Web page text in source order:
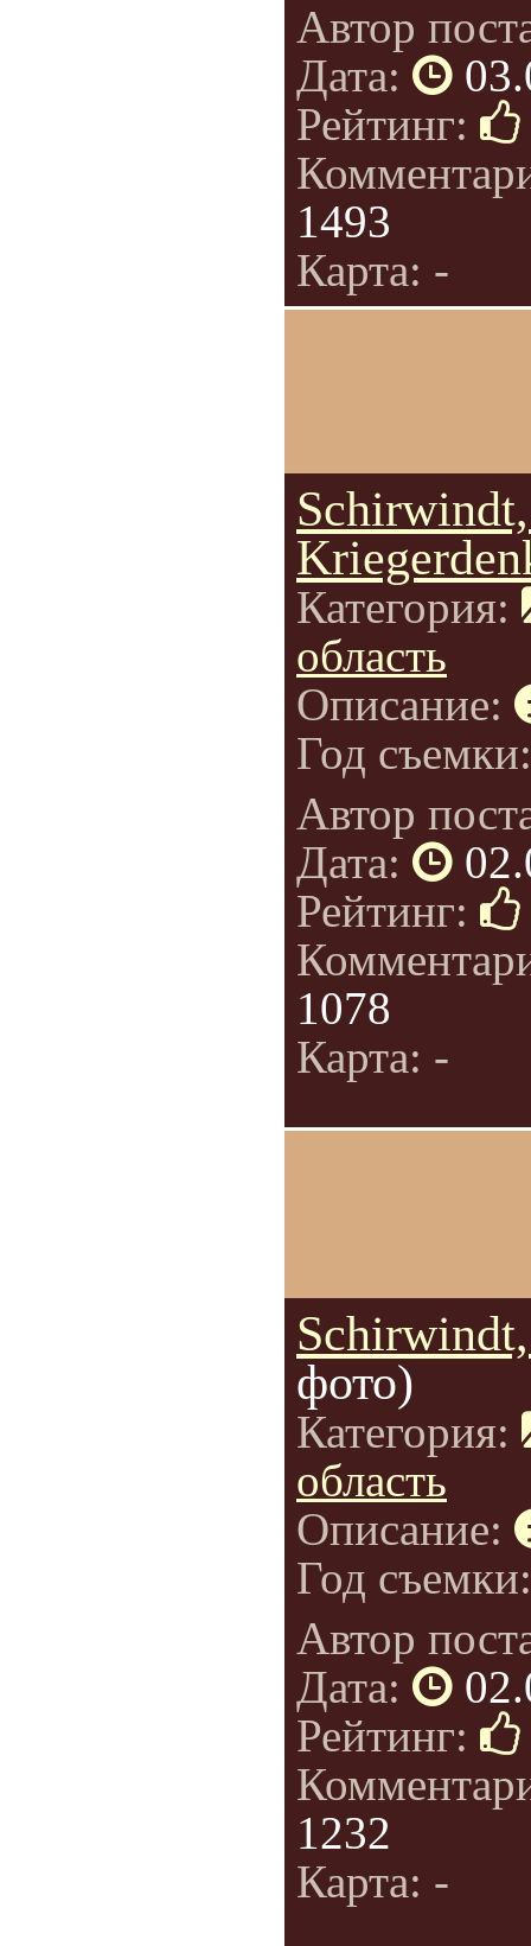
Автор
Дата:
Рейтинг:
1493
Карта: -
Категория:
область
Описание:
Год
Автор
Дата:
Рейтинг:
1078
Карта: -
фото)
Категория:
область
Описание:
Год
Автор
Дата:
Рейтинг:
1232
Карта: -